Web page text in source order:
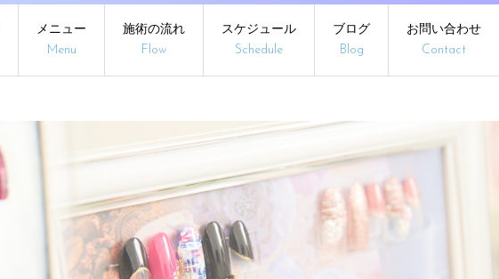
メニュー
Menu
施術の流れ
Flow
スケジュール
Schedule
ブログ
Blog
お問い合わせ
Contact